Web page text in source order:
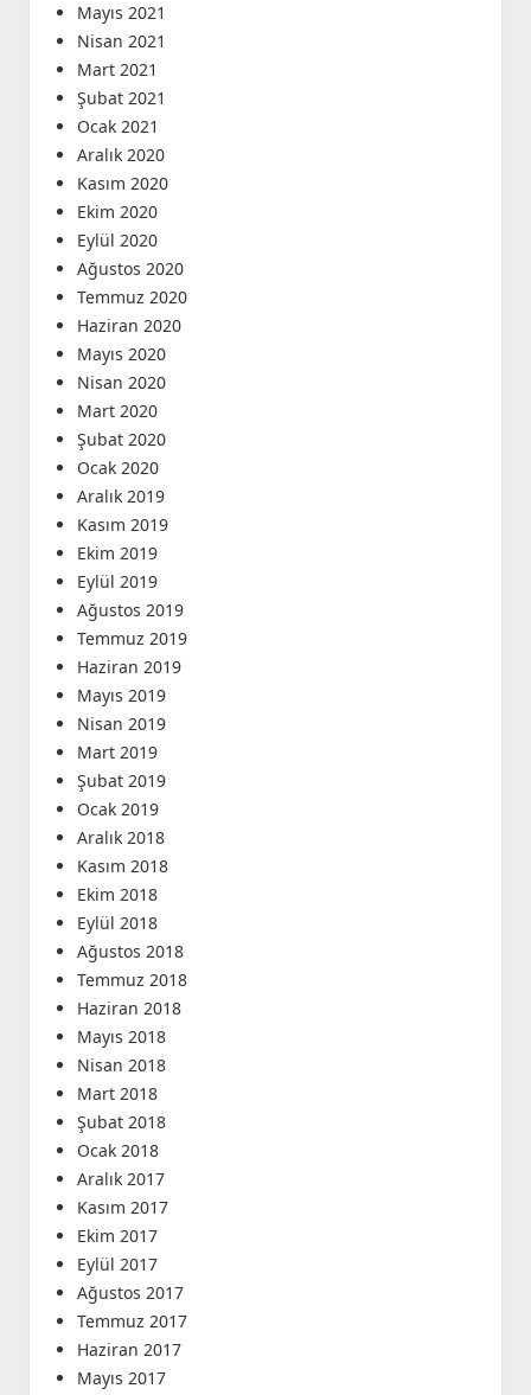
Mayıs 2021
Nisan 2021
Mart 2021
Şubat 2021
Ocak 2021
Aralık 2020
Kasım 2020
Ekim 2020
Eylül 2020
Ağustos 2020
Temmuz 2020
Haziran 2020
Mayıs 2020
Nisan 2020
Mart 2020
Şubat 2020
Ocak 2020
Aralık 2019
Kasım 2019
Ekim 2019
Eylül 2019
Ağustos 2019
Temmuz 2019
Haziran 2019
Mayıs 2019
Nisan 2019
Mart 2019
Şubat 2019
Ocak 2019
Aralık 2018
Kasım 2018
Ekim 2018
Eylül 2018
Ağustos 2018
Temmuz 2018
Haziran 2018
Mayıs 2018
Nisan 2018
Mart 2018
Şubat 2018
Ocak 2018
Aralık 2017
Kasım 2017
Ekim 2017
Eylül 2017
Ağustos 2017
Temmuz 2017
Haziran 2017
Mayıs 2017